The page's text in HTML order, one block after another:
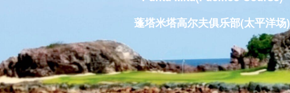
蓬塔米塔高尔夫俱乐部(太平洋场)